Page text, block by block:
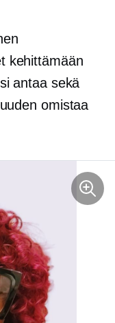
kehittämään
antaa sekä
omistaa